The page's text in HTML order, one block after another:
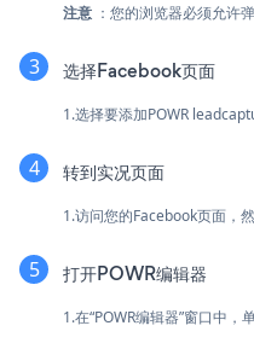
注意 ：您的浏览器必须允许弹
选择Facebook页面
1.选择要添加POWR
转到实况页面
1.访问您的Facebook页面，
打开POWR编辑器
1.在“POWR编辑器”窗口中，